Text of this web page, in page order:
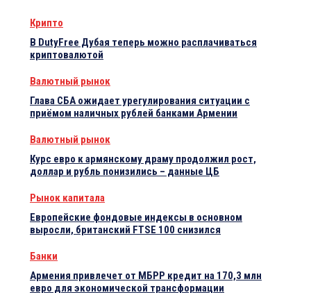
Крипто
В DutyFree Дубая теперь можно расплачиваться
криптовалютой
Валютный рынок
Глава СБА ожидает урегулирования ситуации с
приёмом наличных рублей банками Армении
Валютный рынок
Курс евро к армянскому драму продолжил рост,
доллар и рубль понизились – данные ЦБ
Рынок капитала
Европейские фондовые индексы в основном
выросли, британский FTSE 100 снизился
Банки
Армения привлечет от МБРР кредит на 170,3 млн
евро для экономической трансформации